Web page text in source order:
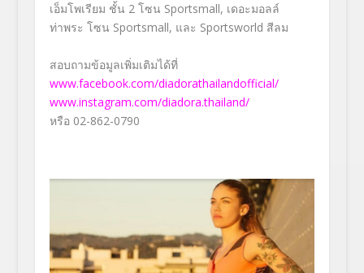
เอ็มโพเรียม ชั้น 2 โซน Sportsmall, เดอะมอลล์
ท่าพระ โซน Sportsmall, และ Sportsworld สีลม
สอบถามข้อมูลเพิ่มเติมได้ที่
www.facebook.com/diadorathailandofficial/
www.instagram.com/diadora.thailand/
หรือ 02-862-0790